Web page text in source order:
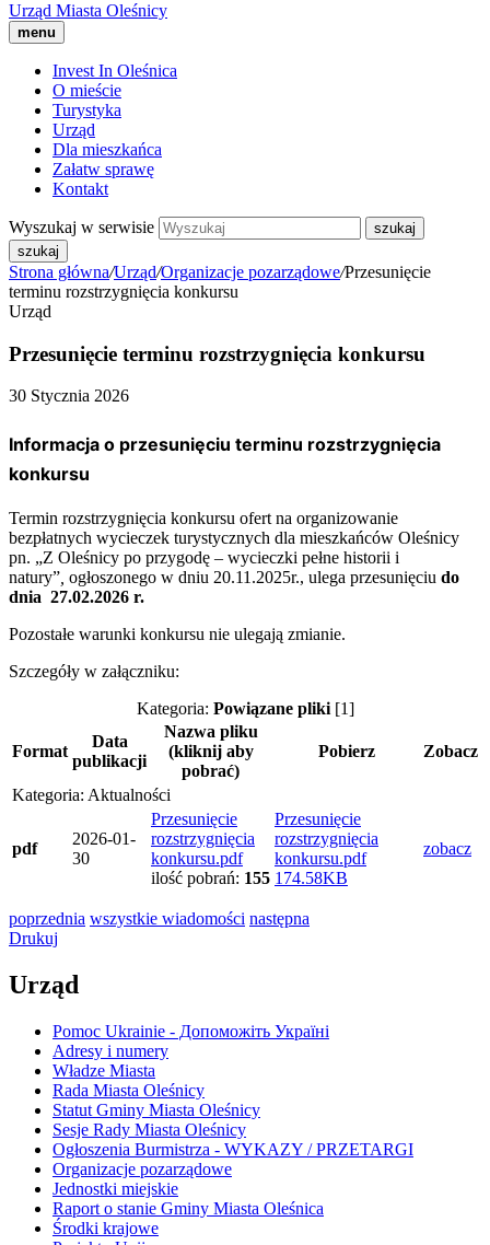
Urząd Miasta Oleśnicy
menu
Invest In Oleśnica
O mieście
Turystyka
Urząd
Dla mieszkańca
Załatw sprawę
Kontakt
Wyszukaj w serwisie
szukaj
Strona główna/Urząd/Organizacje pozarządowe/Przesunięcie
terminu rozstrzygnięcia konkursu
Urząd
Przesunięcie terminu rozstrzygnięcia konkursu
30 Stycznia 2026
Informacja o przesunięciu terminu rozstrzygnięcia
konkursu
Termin rozstrzygnięcia konkursu ofert na organizowanie
bezpłatnych wycieczek turystycznych dla mieszkańców Oleśnicy
pn. „Z Oleśnicy po przygodę – wycieczki pełne historii i
natury” ogłoszonego w dniu 20.11.2025r., ulega przesunięciu do
dnia 27.02.2026 r.
Pozostałe warunki konkursu nie ulegają zmianie.
Szczegóły w załączniku:
Kategoria: Powiązane pliki[1]
Format
Data
publikacji
Nazwa pliku
(kliknij aby
pobrać)
Pobierz Zobacz
Kategoria: Aktualności
pdf
2026-01-
30
Przesunięcie
rozstrzygnięcia
konkursu.pdf
ilość pobrań: 155
Przesunięcie
rozstrzygnięcia
konkursu.pdf
174.58KB
zobacz
poprzednia wszystkie wiadomości następna
Drukuj
Urząd
Pomoc Ukrainie - Допоможіть Україні
Adresy i numery
Władze Miasta
Rada Miasta Oleśnicy
Statut Gminy Miasta Oleśnicy
Sesje Rady Miasta Oleśnicy
Ogłoszenia Burmistrza - WYKAZY / PRZETARGI
Organizacje pozarządowe
Jednostki miejskie
Raport o stanie Gminy Miasta Oleśnica
Środki krajowe